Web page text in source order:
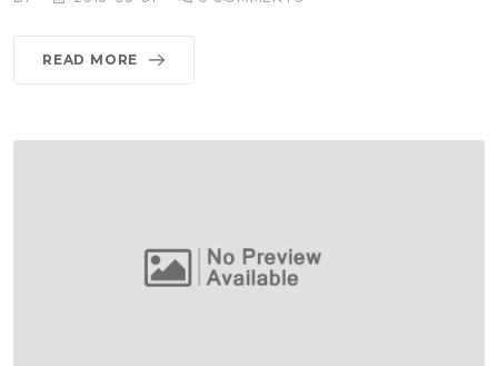
READ MORE